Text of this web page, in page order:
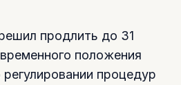
продлить до 31
положения
регулировании процедур